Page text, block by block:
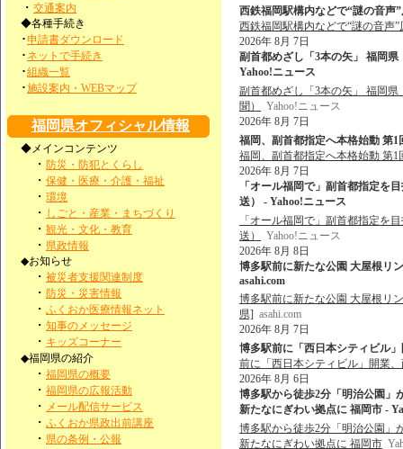
・ 交通案内
◆各種手続き
･申請書ダウンロード
･ ネットで手続き
･組織一覧
･施設案内・WEBマップ
福岡県オフィシャル情報
◆メインコンテンツ
・ 防災・防犯とくらし
・ 保健・医療・介護・福祉
・ 環境
・ しごと・産業・まちづくり
・ 観光・文化・教育
・ 県政情報
◆お知らせ
・ 被災者支援関連制度
・ 防災・災害情報
・ ふくおか医療情報ネット
・ 知事のメッセージ
・ キッズコーナー
◆福岡県の紹介
・ 福岡県の概要
・ 福岡県の広報活動
・ メール配信サービス
・ ふくおか県政出前講座
・ 県の条例・公報
西鉄福岡駅構内などで“謎の音声
西鉄福岡駅構内などで“謎の音声
2026年 8月 7日
副首都めざし「3本の矢」 福岡
Yahoo!ニュース
副首都めざし「3本の矢」 福岡
聞）
Yahoo!ニュース
2026年 8月 7日
福岡、副首都指定へ本格始動 第
福岡、副首都指定へ本格始動 第
2026年 8月 7日
「オール福岡で」副首都指定を
送） - Yahoo!ニュース
「オール福岡で」副首都指定を
送）
Yahoo!ニュース
2026年 8月 8日
博多駅前に新たな公園 大屋根リ
asahi.com
博多駅前に新たな公園 大屋根リ
県] asahi.com
2026年 8月 7日
博多駅前に「西日本シティビル
前に「西日本シティビル」開業
2026年 8月 6日
博多駅から徒歩2分「明治公園」
新たなにぎわい拠点に 福岡市 -
博多駅から徒歩2分「明治公園」
新たなにぎわい拠点に 福岡市